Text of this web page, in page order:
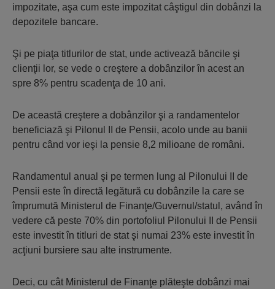
impozitate, aşa cum este impozitat câştigul din dobânzi la
depozitele bancare.
Şi pe piaţa titlurilor de stat, unde activează băncile şi
clienţii lor, se vede o creştere a dobânzilor în acest an
spre 8% pentru scadenţa de 10 ani.
De această creştere a dobânzilor şi a randamentelor
beneficiază şi Pilonul II de Pensii, acolo unde au banii
pentru când vor ieşi la pensie 8,2 milioane de români.
Randamentul anual şi pe termen lung al Pilonului II de
Pensii este în directă legătură cu dobânzile la care se
împrumută Ministerul de Finanţe/Guvernul/statul, având în
vedere că peste 70% din portofoliul Pilonului II de Pensii
este investit în titluri de stat şi numai 23% este investit în
acţiuni bursiere sau alte instrumente.
Deci, cu cât Ministerul de Finanţe plăteşte dobânzi mai